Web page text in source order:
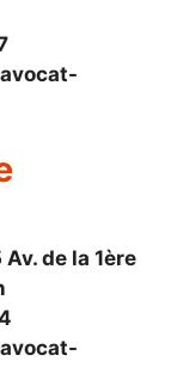
de la 1ère